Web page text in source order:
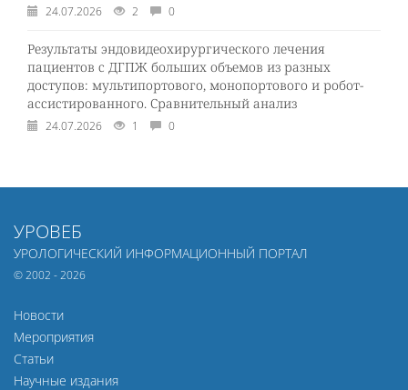
24.07.2026 2 0
Результаты эндовидеохирургического лечения
пациентов с ДГПЖ больших объемов из разных
доступов: мультипортового, монопортового и робот-
ассистированного. Сравнительный анализ
24.07.2026 1 0
УРОВЕБ
УРОЛОГИЧЕСКИЙ ИНФОРМАЦИОННЫЙ ПОРТАЛ
© 2002 - 2026
Новости
Мероприятия
Статьи
Научные издания